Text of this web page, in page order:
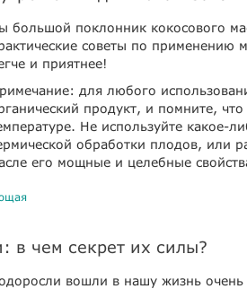
большой поклонник кокосового
советы по применению
и приятнее!
для любого
продукт, и помните,
Не используйте какое-
обработки плодов, или
его мощные и целебные
в чем секрет их силы?
вошли в нашу жизнь